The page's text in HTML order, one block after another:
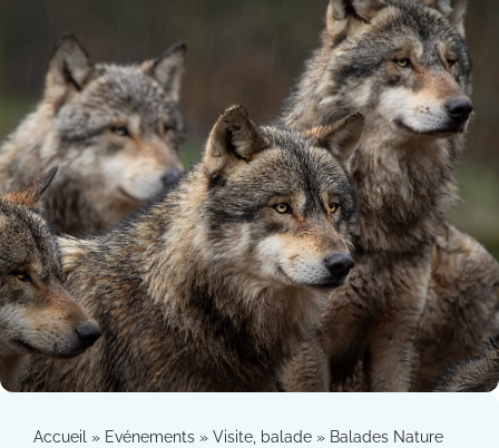
Accueil » Evénements » Visite, balade » Balades Nature